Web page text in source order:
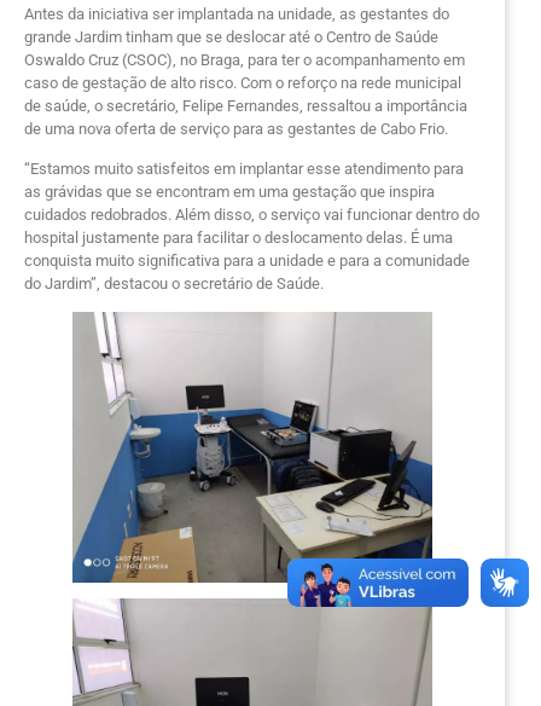
Antes da iniciativa ser implantada na unidade, as gestantes do
grande Jardim tinham que se deslocar até o Centro de Saúde
Oswaldo Cruz (CSOC), no Braga, para ter o acompanhamento em
caso de gestação de alto risco. Com o reforço na rede municipal
de saúde, o secretário, Felipe Fernandes, ressaltou a importância
de uma nova oferta de serviço para as gestantes de Cabo Frio.
“Estamos muito satisfeitos em implantar esse atendimento para
as grávidas que se encontram em uma gestação que inspira
cuidados redobrados. Além disso, o serviço vai funcionar dentro do
hospital justamente para facilitar o deslocamento delas. É uma
conquista muito significativa para a unidade e para a comunidade
do Jardim”, destacou o secretário de Saúde.